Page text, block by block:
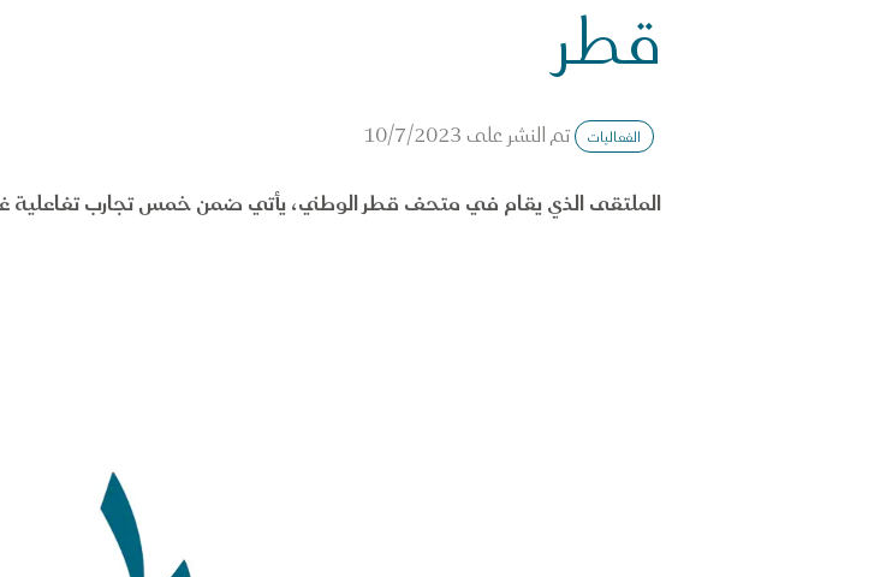
قطر
الفعاليات تم النشر على 10/7/2023
الملتقى الذي يقام في متحف قطر الوطني، يأتي ضمن خمس تجارب تفاعلية